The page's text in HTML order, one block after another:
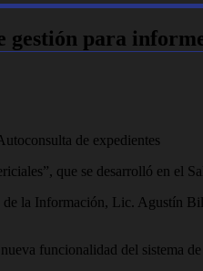
gestión para
de expedientes
que se desarrolló en el
de la Información, Lic. Agustín
funcionalidad del sistema